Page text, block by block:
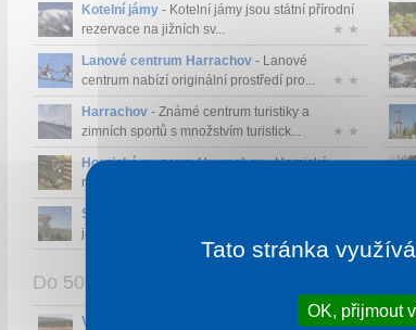
Kotelní jámy - Kotelní jámy jsou státní přírodní
rezervace na jižních sv...
★ ★
Lanové centrum Harrachov - Lanové
centrum nabízí originální prostředí pro...
★ ★
Harrachov - Známé centrum turistiky a
zimních sportů s množstvím turistick...
★ ★
Hornické muzeum Harrachov- Hornické
muzeum v Harrachově nabízí jedinečno...
Stezka v oblacích Świeradów Zdrój
jedinečnou procházku v o...
Do 50 km
Vodní nádrž Souš
- Souš je přehradní nádrž
Tato stránka
OK, přijmout